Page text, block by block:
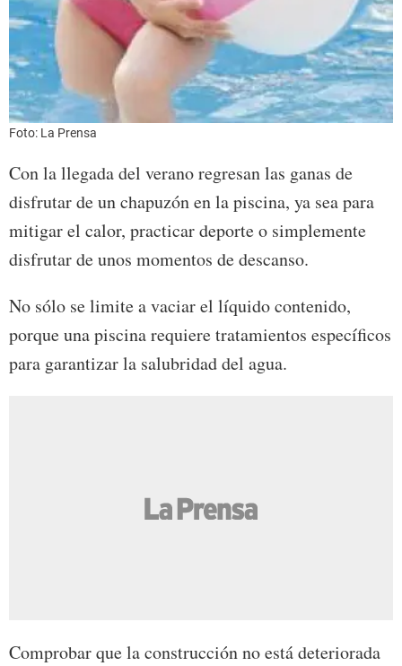
Foto: La Prensa
Con la llegada del verano regresan las ganas de
disfrutar de un chapuzón en la piscina, ya sea para
mitigar el calor, practicar deporte o simplemente
disfrutar de unos momentos de descanso.
No sólo se limite a vaciar el líquido contenido,
porque una piscina requiere tratamientos específicos
para garantizar la salubridad del agua.
Comprobar que la construcción no está deteriorada